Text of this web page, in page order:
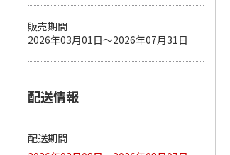
販売期間
2026年03月01日～2026年07月31日
配送情報
配送期間